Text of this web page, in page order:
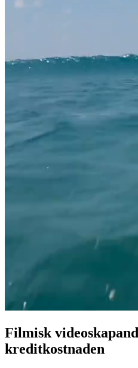
Filmisk
kreditkostnaden